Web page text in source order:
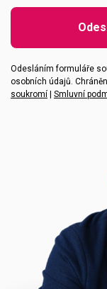
Emailová adresa
Vaše zpráva
Odesláním formuláře
osobních údajů.
soukromí
Smluvní